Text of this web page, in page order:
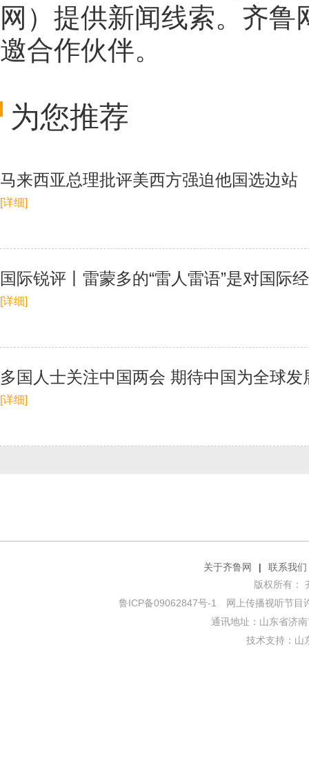
网 ）提供新闻线索。齐鲁
邀合作伙伴。
为您推荐
马来西亚总理批评美西方强迫他国选边站
[详细]
国际锐评丨雷蒙多的“雷人雷语”是对国际
[详细]
多国人士关注中国两会 期待中国为全球
[详细]
关于齐鲁网 |
联系我们
版权所有：
鲁ICP备09062847号-1
网上传播视听节目
通讯地址：山东省济
技术支持： 山